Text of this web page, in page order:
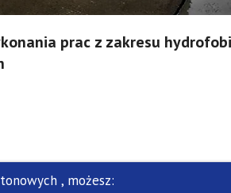
prac z zakresu
, możesz: